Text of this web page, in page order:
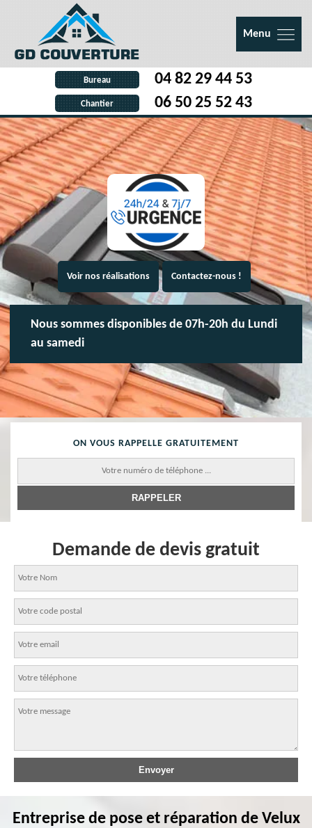
Menu
Bureau 04 82 29 44 53
Chantier 06 50 25 52 43
Voir nos réalisations Contactez-nous !
Nous sommes disponibles de 07h-20h du Lundi
au samedi
ON VOUS RAPPELLE GRATUITEMENT
Demande de devis gratuit
Entreprise de pose et réparation de Velux